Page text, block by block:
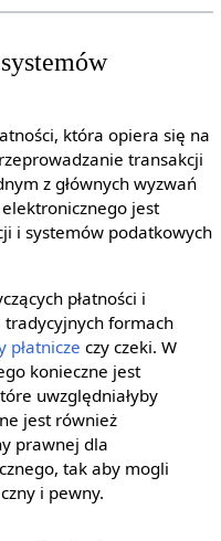
która opiera się na
transakcji
z głównych wyzwań
jest
i systemów podatkowych
płatności i
formach
płatnicze czy czeki. W
konieczne jest
uwzględniałyby
jest również
prawnej dla
tak aby mogli
i pewny.